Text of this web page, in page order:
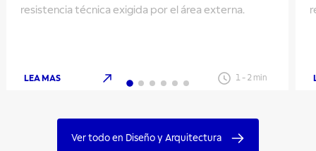
resistencia técnica exigida por el área externa.
LEA MAS 1- 2 min
Ver todo en Diseño y Arquitectura